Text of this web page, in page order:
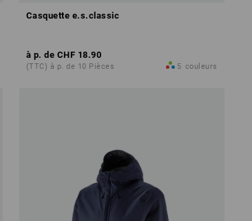
Casquette e.s.classic
à p. de CHF 18.90
(TTC) à p. de 10 Pièces 5 couleurs